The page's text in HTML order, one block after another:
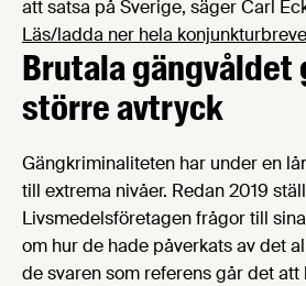
att satsa på Sverige, säger Carl
Läs/ladda ner hela
Brutala gängvåldet
större avtryck
Gängkriminaliteten har under en
till extrema nivåer. Redan 2019
Livsmedelsföretagen frågor till
om hur de hade påverkats av det
de svaren som referens går det att